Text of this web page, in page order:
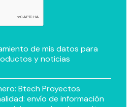
de mis datos para
y noticias
Btech Proyectos
envío de información